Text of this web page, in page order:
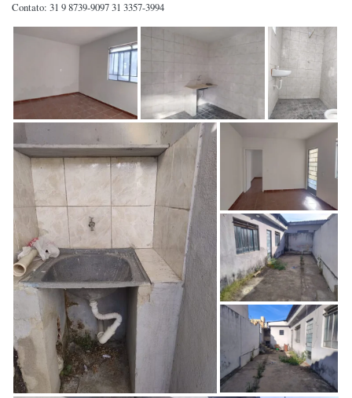
Contato: 31 9 8739-9097 31 3357-3994